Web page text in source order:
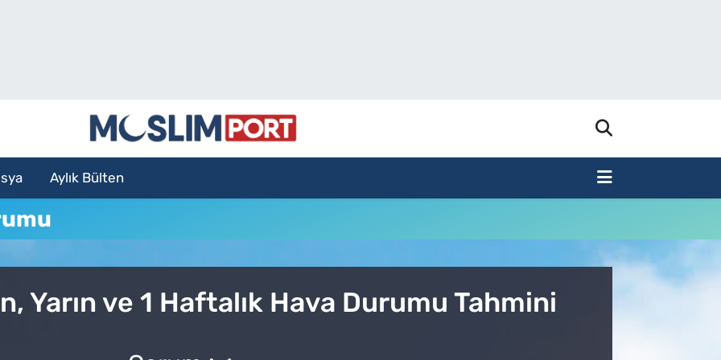
Aylık Bülten
Yarın ve 1 Haftalık Hava Durumu Tahmini